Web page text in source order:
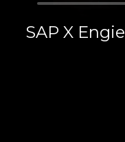
SAP X Engie